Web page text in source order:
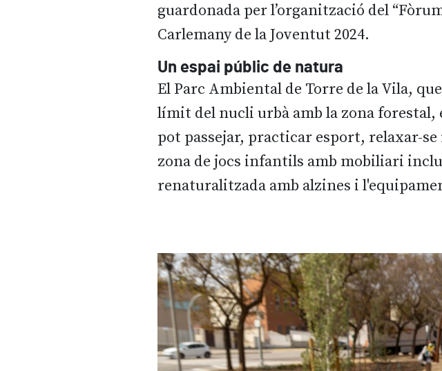
guardonada per l’organització del
Carlemany de la Joventut 2024.
Un espai públic de natura
El Parc Ambiental de Torre de la Vila,
límit del nucli urbà amb la zona
pot passejar, practicar esport, relaxar-
zona de jocs infantils amb mobiliari
renaturalitzada amb alzines i